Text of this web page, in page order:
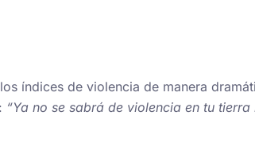
índices de violencia de manera
“Ya no se sabrá de violencia en tu